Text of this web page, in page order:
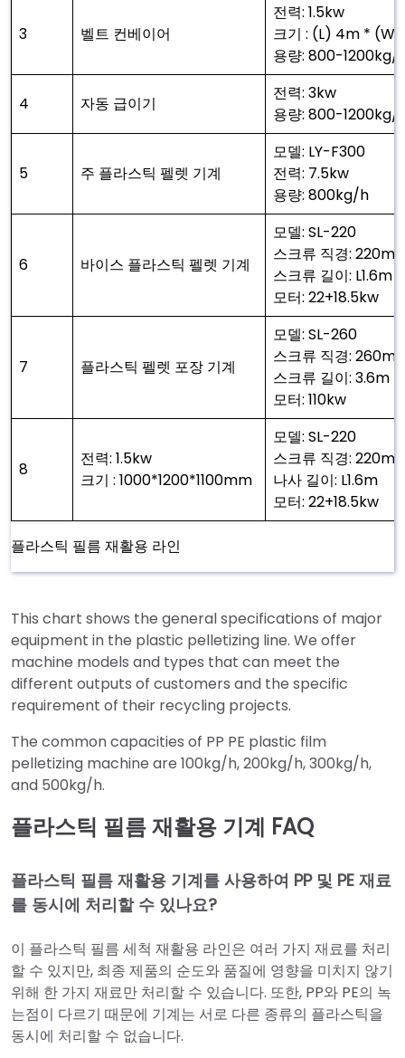
3 벨트 컨베이어
전력: 1.5kw
크기 : (L) 4m *
용량: 800-1200kg/
4 자동 급이기
전력: 3kw
용량: 800-1200kg/
5 주 플라스틱 펠렛 기계
모델: LY-F300
전력: 7.5kw
용량: 800kg/h
6 바이스 플라스틱 펠렛 기계
모델: SL-220
스크류 직경:
스크류 길이: L1.6m
모터: 22+18.5kw
7 플라스틱 펠렛 포장 기계
모델: SL-260
스크류 직경:
스크류 길이: 3.6m
모터: 110kw
8
전력: 1.5kw
크기 : 1000*1200*1100mm
모델: SL-220
스크류 직경:
나사 길이: L1.6m
모터: 22+18.5kw
플라스틱 필름 재활용 라인
This chart shows the general specifications of major
equipment in the plastic pelletizing line. We offer
machine models and types that can meet the
different outputs of customers and the specific
requirement of their recycling projects.
The common capacities of PP PE plastic film
pelletizing machine are 100kg/h, 200kg/h, 300kg/h,
and 500kg/h.
플라스틱 필름 재활용 기계 FAQ
플라스틱 필름 재활용 기계를 사용하여 PP 및 PE 재료
를 동시에 처리할 수 있나요?
이 플라스틱 필름 세척 재활용 라인은 여러 가지 재료를 처리
할 수 있지만, 최종 제품의 순도와 품질에 영향을 미치지 않기
위해 한 가지 재료만 처리할 수 있습니다. 또한, PP와 PE의 녹
는점이 다르기 때문에 기계는 서로 다른 종류의 플라스틱을
동시에 처리할 수 없습니다.